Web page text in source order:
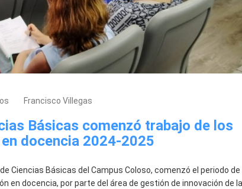
Francisco Villegas
Básicas comenzó trabajo de los
docencia 2024-2025
Ciencias Básicas del Campus Coloso, comenzó el periodo de
en docencia, por parte del área de gestión de innovación de la